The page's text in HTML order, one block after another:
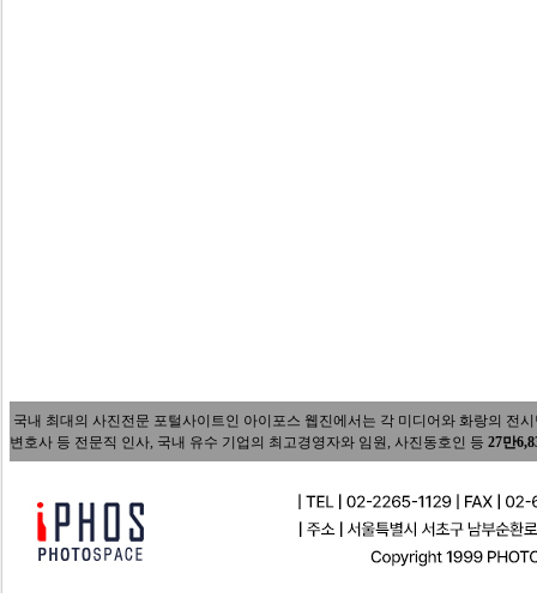
국내 최대의 사진전문 포털사이트인 아이포스 웹진에서는 각 미디어와 화랑의 전
변호사 등 전문직 인사, 국내 유수 기업의 최고경영자와 임원, 사진동호인 등 27만